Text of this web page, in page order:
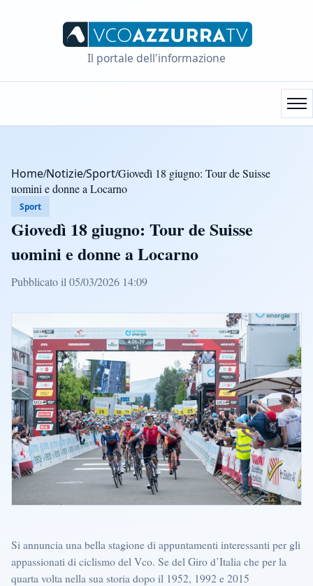
Il portale dell'informazione
Home/Notizie/Sport/Giovedì 18 giugno: Tour de Suisse
uomini e donne a Locarno
Sport
Giovedì 18 giugno: Tour de Suisse
uomini e donne a Locarno
Pubblicato il 05/03/2026 14:09
Si annuncia una bella stagione di appuntamenti interessanti per gli
appassionati di ciclismo del Vco. Se del Giro d’Italia che per la
quarta volta nella sua storia dopo il 1952, 1992 e 2015